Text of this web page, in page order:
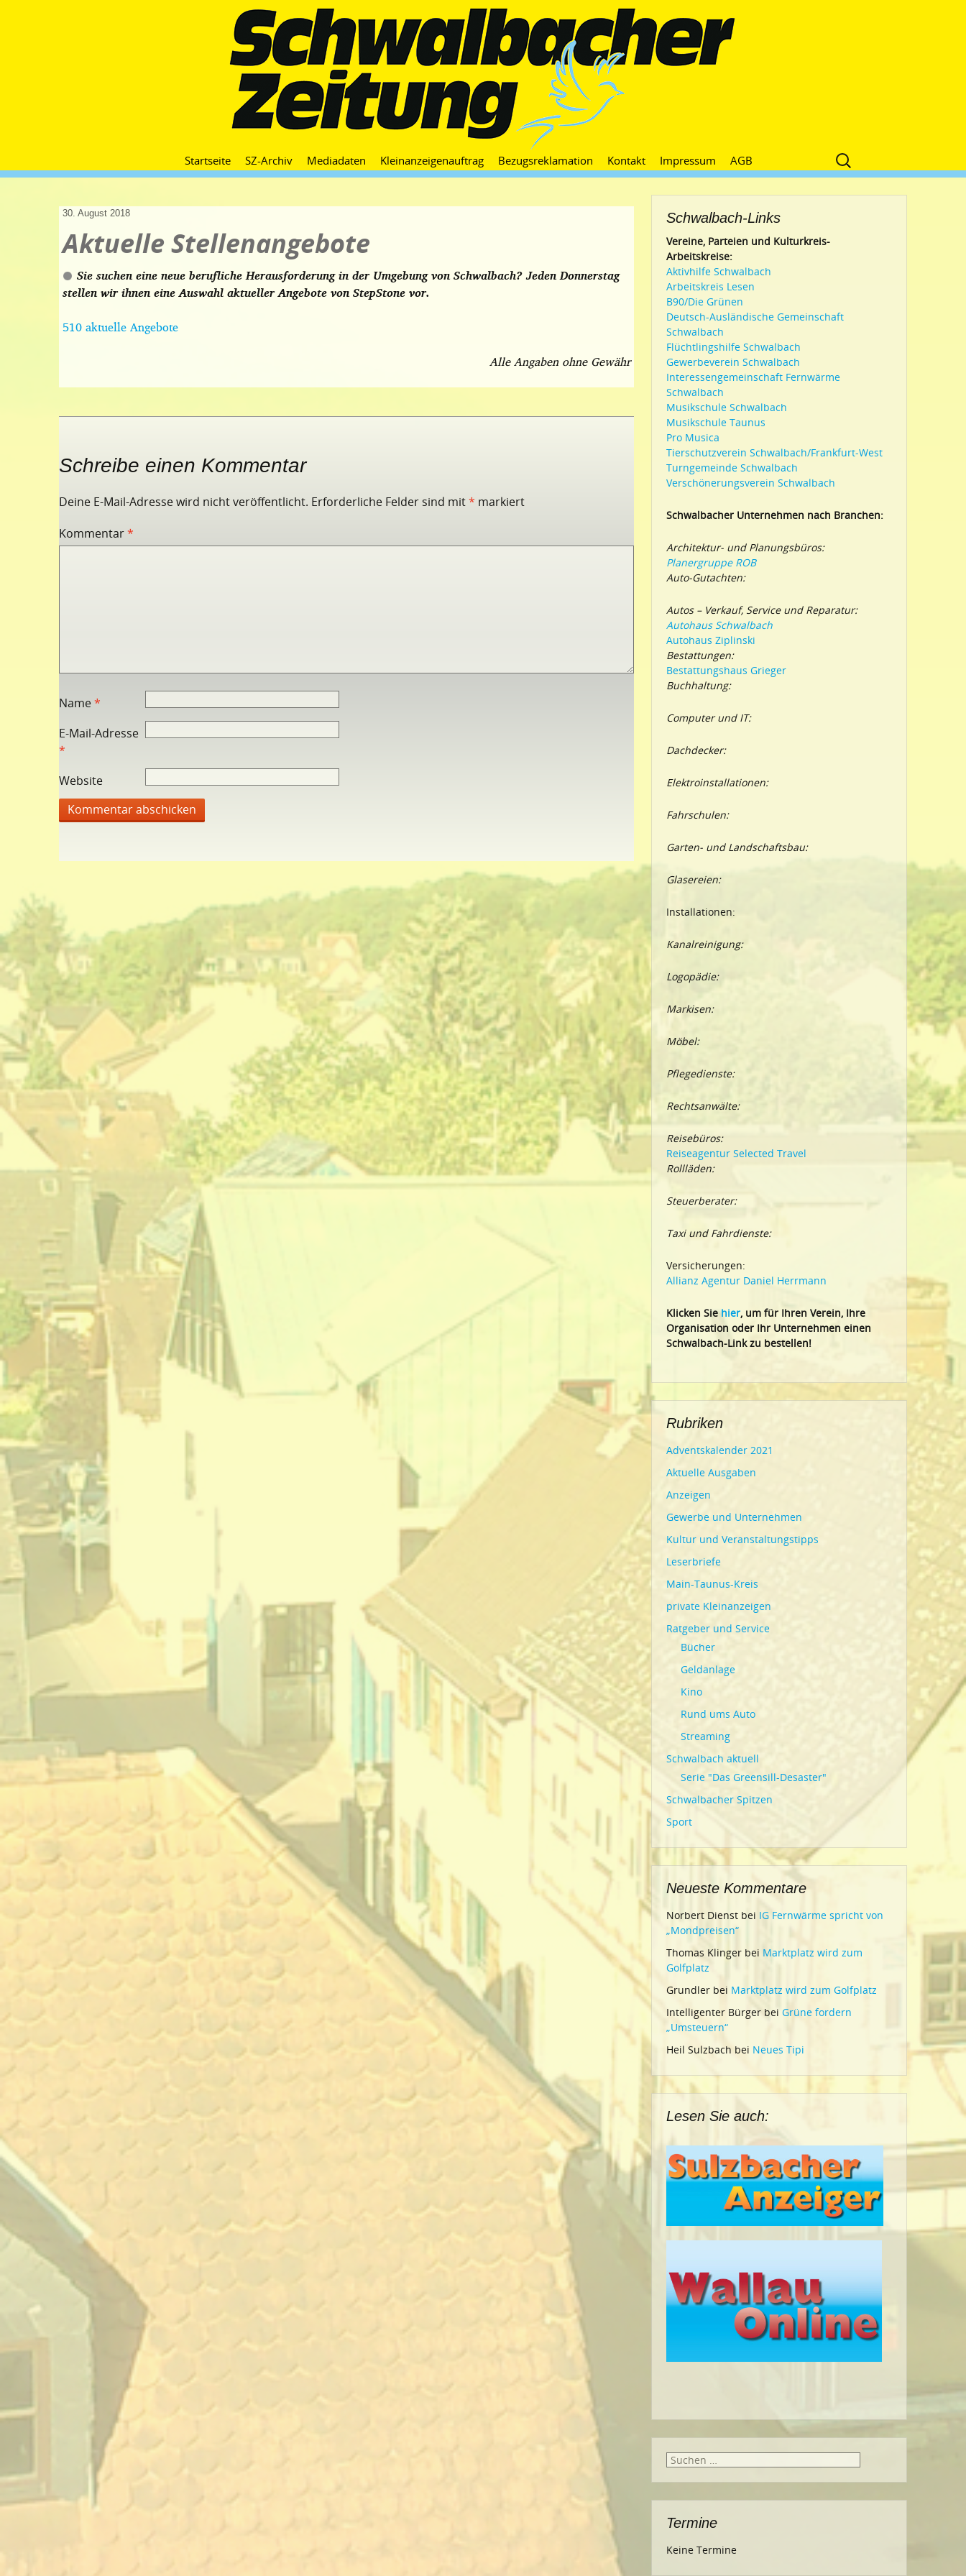
Zum
Inhalt
Startseite SZ-Archiv Mediadaten Kleinanzeigenauftrag Bezugsreklamation Kontakt Impressum AGB
Suche
nach:
30. August 2018
Aktuelle Stellenangebote
Sie suchen eine neue berufliche Herausforderung in der Umgebung von Schwalbach? Jeden Donnerstag
stellen wir ihnen eine Auswahl aktueller Angebote von StepStone vor.
510 aktuelle Angebote
Alle Angaben ohne Gewähr
Schreibe einen Kommentar
Deine E-Mail-Adresse wird nicht veröffentlicht. Erforderliche Felder sind mit* markiert
Kommentar*
Name*
E-Mail-Adresse
*
Website
Schwalbach-Links
Vereine, Parteien und Kulturkreis-
Arbeitskreise:
Aktivhilfe Schwalbach
Arbeitskreis Lesen
B90/Die Grünen
Deutsch-Ausländische Gemeinschaft
Schwalbach
Flüchtlingshilfe Schwalbach
Gewerbeverein Schwalbach
Interessengemeinschaft Fernwärme
Schwalbach
Musikschule Schwalbach
Musikschule Taunus
Pro Musica
Tierschutzverein Schwalbach/Frankfurt-West
Turngemeinde Schwalbach
Verschönerungsverein Schwalbach
Schwalbacher Unternehmen nach Branchen:
Architektur- und Planungsbüros:
Planergruppe ROB
Auto-Gutachten:
Autos – Verkauf, Service und Reparatur:
Autohaus Schwalbach
Autohaus Ziplinski
Bestattungen:
Bestattungshaus Grieger
Buchhaltung:
Computer und IT:
Dachdecker:
Elektroinstallationen:
Fahrschulen:
Garten- und Landschaftsbau:
Glasereien:
Installationen:
Kanalreinigung:
Logopädie:
Markisen:
Möbel:
Pflegedienste:
Rechtsanwälte:
Reisebüros:
Reiseagentur Selected Travel
Rollläden:
Steuerberater:
Taxi und Fahrdienste:
Versicherungen:
Allianz Agentur Daniel Herrmann
Klicken Siehier, um für Ihren Verein, Ihre
Organisation oder Ihr Unternehmen einen
Schwalbach-Link zu bestellen!
Rubriken
Adventskalender 2021
Aktuelle Ausgaben
Anzeigen
Gewerbe und Unternehmen
Kultur und Veranstaltungstipps
Leserbriefe
Main-Taunus-Kreis
private Kleinanzeigen
Ratgeber und Service
Bücher
Geldanlage
Kino
Rund ums Auto
Streaming
Schwalbach aktuell
Serie "Das Greensill-Desaster"
Schwalbacher Spitzen
Sport
Neueste Kommentare
Norbert Dienst bei IG Fernwärme spricht von
„Mondpreisen“
Thomas Klinger bei Marktplatz wird zum
Golfplatz
Grundler bei Marktplatz wird zum Golfplatz
Intelligenter Bürger bei Grüne fordern
„Umsteuern“
Heil Sulzbach bei Neues Tipi
Lesen Sie auch:
Suche
Termine
Keine Termine